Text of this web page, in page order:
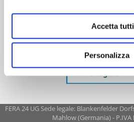
Accetta tutti
Personalizza
FERA 24 UG Sede legale: Blankenfelder
Mahlow (Germania) - P.IVA